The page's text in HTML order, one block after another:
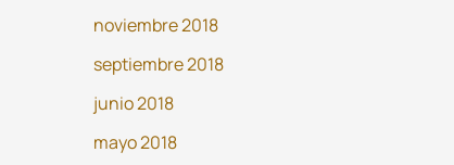
noviembre 2018
septiembre 2018
junio 2018
mayo 2018